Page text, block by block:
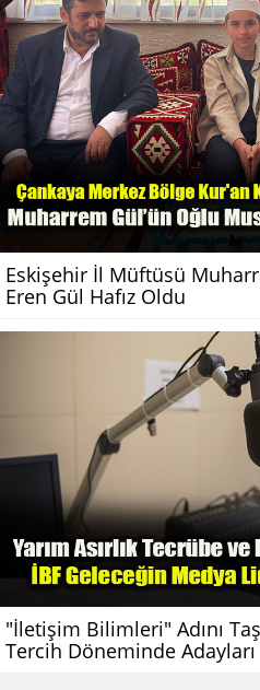
Eskişehir İl Müftüsü
Eren Gül Hafız Oldu
"İletişim Bilimleri" Adını
Tercih Döneminde